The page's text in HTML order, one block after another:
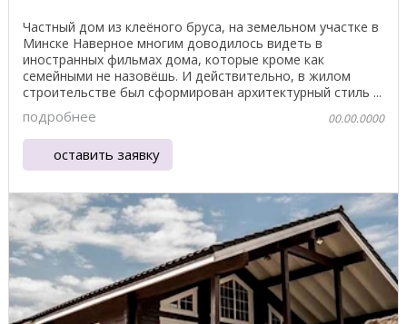
Частный дом из клеёного бруса, на земельном участке в
Минске Наверное многим доводилось видеть в
иностранных фильмах дома, которые кроме как
семейными не назовёшь. И действительно, в жилом
строительстве был сформирован архитектурный стиль ...
подробнее 00.00.0000
оставить заявку